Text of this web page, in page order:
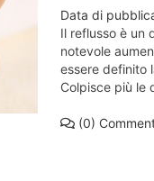
Data di
Il reflusso è un
notevole
essere definito
Colpisce più le
(0)